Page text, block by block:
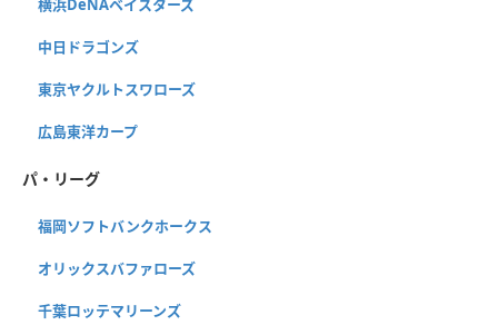
横浜DeNAベイスターズ
中日ドラゴンズ
東京ヤクルトスワローズ
広島東洋カープ
パ・リーグ
福岡ソフトバンクホークス
オリックスバファローズ
千葉ロッテマリーンズ